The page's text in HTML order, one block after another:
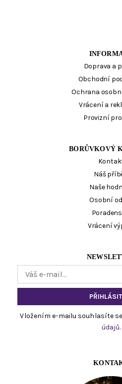
Doprava a
Obchodní
Ochrana
Vrácení a
Provizní
BORŮVKOVÝ
Náš
Naše
Osobní
Vrácení
Vložením e-mailu souhlasíte
údajů.